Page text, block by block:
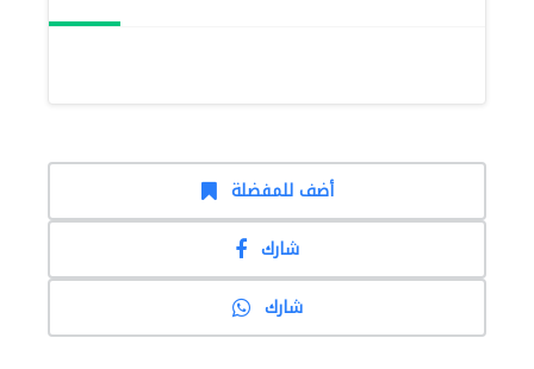
أضف للمفضلة
شارك
شارك